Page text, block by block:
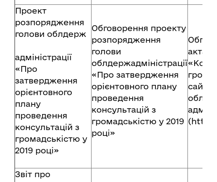
Проект
розпорядження
голови облдерж
адміністрації
«Про
затвердження
орієнтовного
плану
проведення
консультацій з
громадськістю у
2019 році»
Обговорення проекту
розпорядження
голови
облдержадміністрації
«Про затвердження
орієнтовного плану
проведення
консультацій з
громадськістю у 2019
році»
акта в
сайту
Звіт про